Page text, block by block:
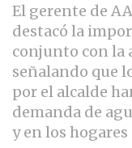
El gerente de
destacó la
conjunto con
señalando que
por el alcalde
demanda de
y en los